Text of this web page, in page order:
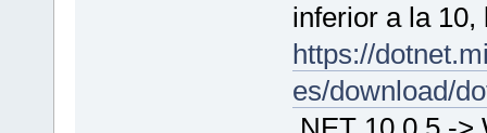
inferior a la 10,
https://
es/download/